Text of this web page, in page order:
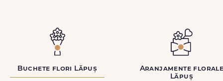
Buchete flori Lăpuș
Aranjamente
Lăpuș